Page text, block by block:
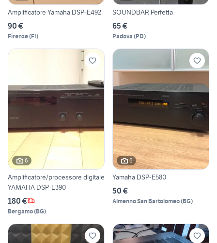
Amplificatore Yamaha DSP-E492
90 €
Firenze(FI)
SOUNDBAR Perfetta
65 €
Padova (PD)
6
Amplificatore/processore digitale
YAMAHA DSP-E390
180 €
Bergamo(BG)
6
Yamaha DSP-E580
50 €
Almenno San Bartolomeo(BG)